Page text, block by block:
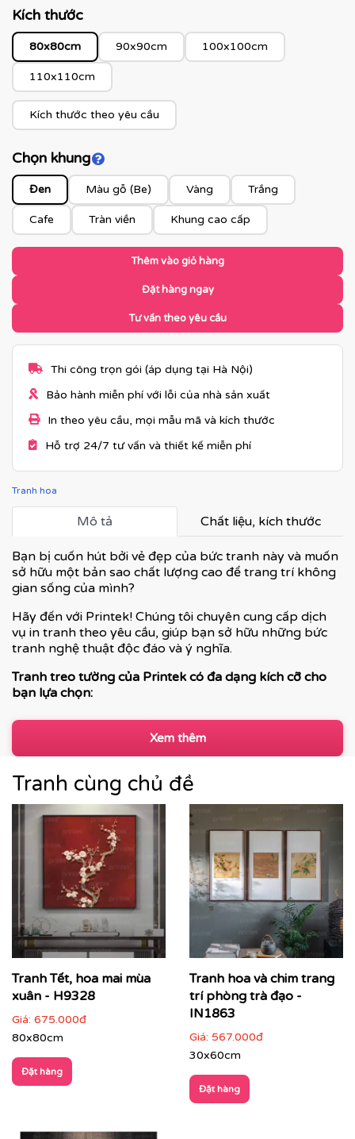
Kích thước
80x80cm 90x90cm 100x100cm
110x110cm
Kích thước theo yêu cầu
Chọn khungClick để xem màu khung
Đen Màu gỗ (Be) Vàng Trắng
Cafe Tràn viền Khung cao cấp
Thêm vào giỏ hàng
Đặt hàng ngay
Tư vấn theo yêu cầu
Thi công trọn gói (áp dụng tại Hà Nội)
Bảo hành miễn phí với lỗi của nhà sản xuất
In theo yêu cầu, mọi mẫu mã và kích thước
Hỗ trợ 24/7 tư vấn và thiết kế miễn phí
Tranh hoa
Mô tả Chất liệu, kích thước
Bạn bị cuốn hút bởi vẻ đẹp của bức tranh này và muốn
sở hữu một bản sao chất lượng cao để trang trí không
gian sống của mình?
Hãy đến với Printek! Chúng tôi chuyên cung cấp dịch
vụ in tranh theo yêu cầu, giúp bạn sở hữu những bức
tranh nghệ thuật độc đáo và ý nghĩa.
Tranh treo tường của Printek có đa dạng kích cỡ cho
bạn lựa chọn:
Xem thêm
Tranh cùng chủ đề
Tranh Tết, hoa mai mùa
xuân - H9328
Giá: 675.000đ
80x80cm
Đặt hàng
Tranh hoa và chim trang
trí phòng trà đạo -
IN1863
Giá: 567.000đ
30x60cm
Đặt hàng